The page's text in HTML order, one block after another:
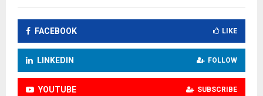
FACEBOOK LIKE
LINKEDIN FOLLOW
YOUTUBE SUBSCRIBE